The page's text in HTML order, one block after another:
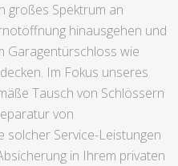
großes Spektrum an
hinausgehen und
Garagentürschloss wie
Im Fokus unseres
Tausch von Schlössern
von
solcher Service-Leistungen
in Ihrem privaten